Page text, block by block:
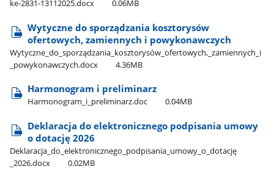
ke-2831-13112025.docx 0.06MB
Wytyczne do sporządzania kosztorysów
ofertowych, zamiennych i powykonawczych
Wytyczne​_do​_sporządzania​_kosztorysów​_ofertowych,​_zamiennych​_i​
_powykonawczych.docx
4.36MB
Harmonogram i preliminarz
Harmonogram​_i​_preliminarz.doc 0.04MB
Deklaracja do elektronicznego podpisania umowy
o dotację 2026
Deklaracja​_do​_elektronicznego​_podpisania​_umowy​_o​_dotację​
_2026.docx
0.02MB